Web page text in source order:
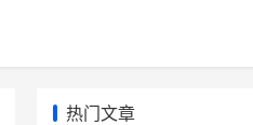
热门文章